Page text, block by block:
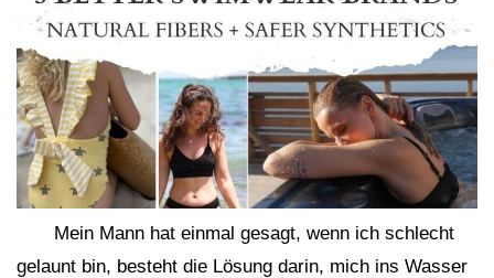
Mein Mann hat einmal gesagt, wenn ich schlecht
gelaunt bin, besteht die Lösung darin, mich ins Wasser